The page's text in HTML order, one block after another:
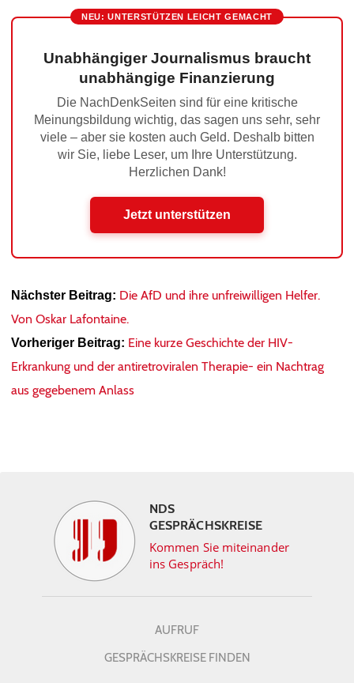
NEU: UNTERSTÜTZEN LEICHT GEMACHT
Unabhängiger Journalismus braucht
unabhängige Finanzierung
Die NachDenkSeiten sind für eine kritische
Meinungsbildung wichtig, das sagen uns sehr, sehr
viele – aber sie kosten auch Geld. Deshalb bitten
wir Sie, liebe Leser, um Ihre Unterstützung.
Herzlichen Dank!
Jetzt unterstützen
Nächster Beitrag: Die AfD und ihre unfreiwilligen Helfer.
Von Oskar Lafontaine.
Vorheriger Beitrag: Eine kurze Geschichte der HIV-
Erkrankung und der antiretroviralen Therapie- ein Nachtrag
aus gegebenem Anlass
NDS
GESPRÄCHSKREISE
Kommen Sie miteinander
ins Gespräch!
AUFRUF
GESPRÄCHSKREISE FINDEN